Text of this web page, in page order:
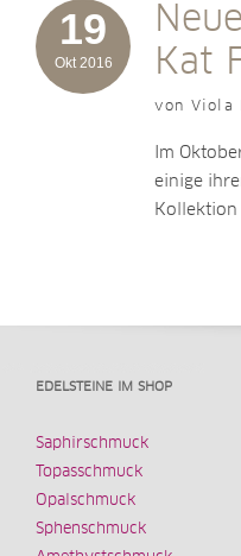
19
Okt 2016
Kat
von Viola
Im
einige
EDELSTEINE IM SHOP
Saphirschmuck
Topasschmuck
Opalschmuck
Sphenschmuck